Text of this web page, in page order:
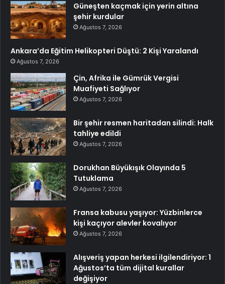
Güneşten kaçmak için yerin altına
şehir kurdular
Ağustos 7, 2026
Ankara’da Eğitim Helikopteri Düştü: 2 Kişi Yaralandı
Ağustos 7, 2026
Çin, Afrika ile Gümrük Vergisi
Muafiyeti Sağlıyor
Ağustos 7, 2026
Bir şehir resmen haritadan silindi: Halk
tahliye edildi
Ağustos 7, 2026
Dorukhan Büyükışık Olayında 5
Tutuklama
Ağustos 7, 2026
Fransa kabusu yaşıyor: Yüzbinlerce
kişi kaçıyor alevler kovalıyor
Ağustos 7, 2026
Alışveriş yapan herkesi ilgilendiriyor: 1
Ağustos’ta tüm dijital kurallar
değişiyor